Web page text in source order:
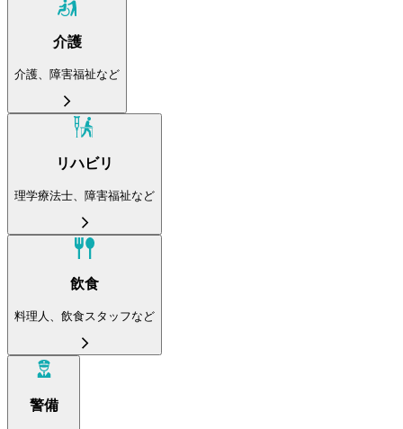
介護
介護、障害福祉など
リハビリ
理学療法士、障害福祉など
飲食
料理人、飲食スタッフなど
警備